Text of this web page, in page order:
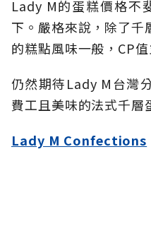
Lady M的蛋糕價格不
下。嚴格來說，除了
的糕點風味一般，CP值
仍然期待Lady M台灣
費工且美味的法式千層
Lady M Confections